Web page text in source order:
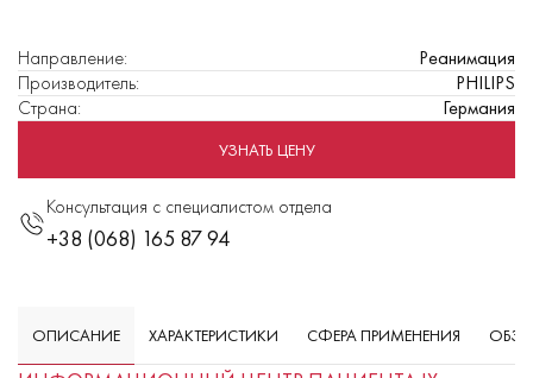
УЗНАТЬ ЦЕНУ
Консультация с специалистом отдела
+38 (068) 165 87 94
Направление:
Реанимация
Производитель:
PHILIPS
Страна: Германия
ОПИСАНИЕ ХАРАКТЕРИСТИКИ СФЕРА ПРИМЕНЕНИЯ